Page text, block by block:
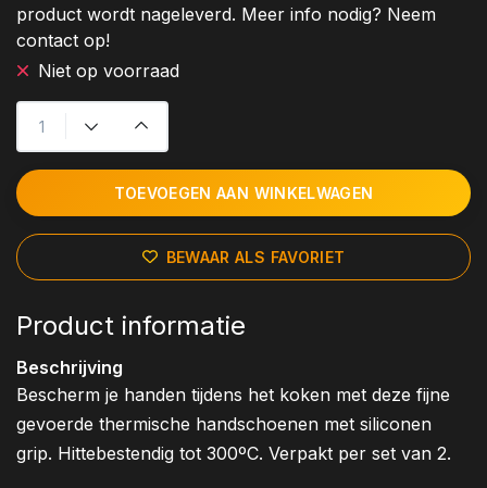
product wordt nageleverd. Meer info nodig? Neem
contact op!
Niet op voorraad
TOEVOEGEN AAN WINKELWAGEN
BEWAAR ALS FAVORIET
Product informatie
Beschrijving
Bescherm je handen tijdens het koken met deze fijne
gevoerde thermische handschoenen met siliconen
grip. Hittebestendig tot 300ºC. Verpakt per set van 2.